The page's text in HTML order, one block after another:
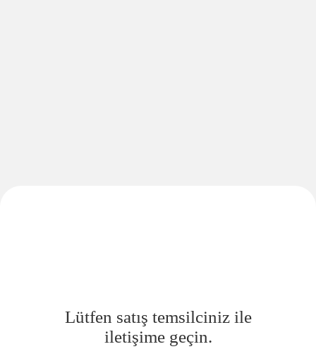
Lütfen satış temsilciniz ile
iletişime geçin.